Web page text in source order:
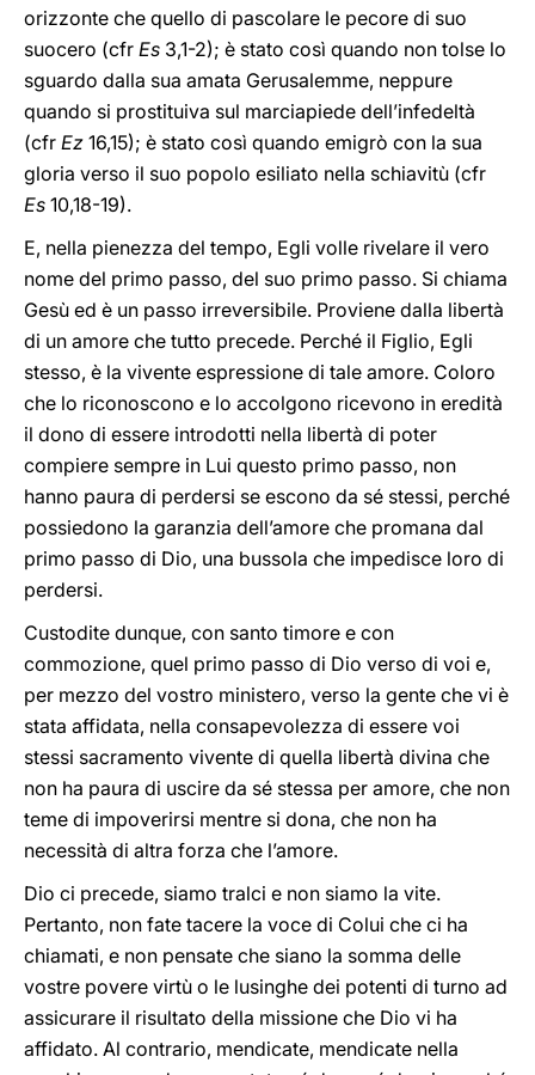
orizzonte che quello di pascolare le pecore di suo
suocero (cfr Es 3,1-2); è stato così quando non tolse lo
sguardo dalla sua amata Gerusalemme, neppure
quando si prostituiva sul marciapiede dell’infedeltà
(cfr Ez 16,15); è stato così quando emigrò con la sua
gloria verso il suo popolo esiliato nella schiavitù (cfr
Es 10,18-19).
E, nella pienezza del tempo, Egli volle rivelare il vero
nome del primo passo, del suo primo passo. Si chiama
Gesù ed è un passo irreversibile. Proviene dalla libertà
di un amore che tutto precede. Perché il Figlio, Egli
stesso, è la vivente espressione di tale amore. Coloro
che lo riconoscono e lo accolgono ricevono in eredità
il dono di essere introdotti nella libertà di poter
compiere sempre in Lui questo primo passo, non
hanno paura di perdersi se escono da sé stessi, perché
possiedono la garanzia dell’amore che promana dal
primo passo di Dio, una bussola che impedisce loro di
perdersi.
Custodite dunque, con santo timore e con
commozione, quel primo passo di Dio verso di voi e,
per mezzo del vostro ministero, verso la gente che vi è
stata affidata, nella consapevolezza di essere voi
stessi sacramento vivente di quella libertà divina che
non ha paura di uscire da sé stessa per amore, che non
teme di impoverirsi mentre si dona, che non ha
necessità di altra forza che l’amore.
Dio ci precede, siamo tralci e non siamo la vite.
Pertanto, non fate tacere la voce di Colui che ci ha
chiamati, e non pensate che siano la somma delle
vostre povere virtù o le lusinghe dei potenti di turno ad
assicurare il risultato della missione che Dio vi ha
affidato. Al contrario, mendicate, mendicate nella